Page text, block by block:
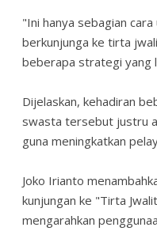
"Ini hanya sebagian
berkunjunga ke tirta
beberapa strategi yang
Dijelaskan, kehadiran
swasta tersebut justru
guna meningkatkan
Joko Irianto
kunjungan ke "Tirta
mengarahkan